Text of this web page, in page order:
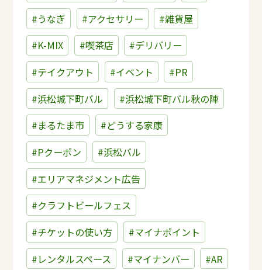
#うなぎ
#アクセサリー
#雑貨屋
#K-MIX
#喫茶店
#デリバリー
#テイクアウト
#イベント
#PR
#浜松城下町バル
#浜松城下町バル秋の陣
#まるたま市
#どうする家康
#Pクーポン
#浜松バル
#エリアマネジメント広告
#クラフトビールフェス
#チケットの使い方
#マイナポイント
#レンタルスペース
#マイナンバー
#AR